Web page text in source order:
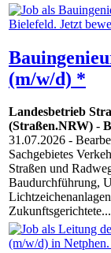
(m/w/d) *
Landesbetrieb
(Straßen.NRW) -
31.07.2026 -
Sachgebietes
Straßen und
Baudurchführung,
Zukunftsgerichtete...